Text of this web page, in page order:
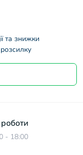
та знижки
- 18:00